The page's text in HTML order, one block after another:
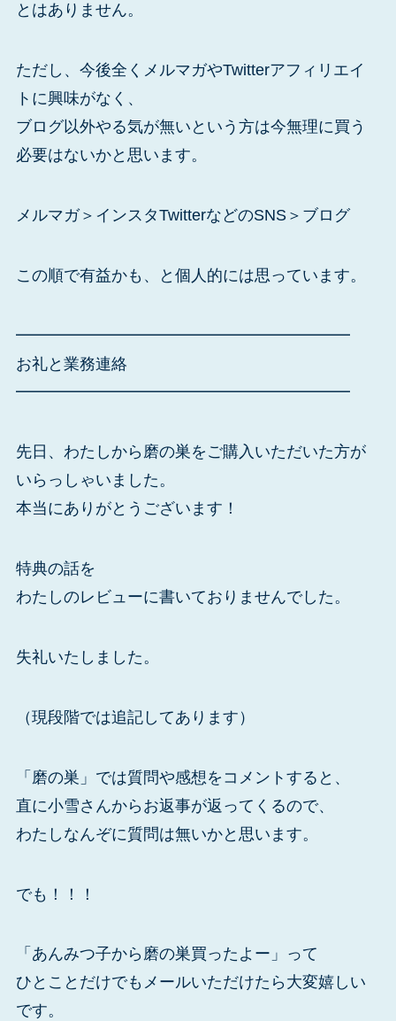
とはありません。
ただし、今後全くメルマガやTwitterアフィリエイ
トに興味がなく、
ブログ以外やる気が無いという方は今無理に買う
必要はないかと思います。
メルマガ＞インスタTwitterなどのSNS＞ブログ
この順で有益かも、と個人的には思っています。
━━━━━━━━━━━━━━━━━━━━━
お礼と業務連絡
━━━━━━━━━━━━━━━━━━━━━
先日、わたしから磨の巣をご購入いただいた方が
いらっしゃいました。
本当にありがとうございます！
特典の話を
わたしのレビューに書いておりませんでした。
失礼いたしました。
（現段階では追記してあります）
「磨の巣」では質問や感想をコメントすると、
直に小雪さんからお返事が返ってくるので、
わたしなんぞに質問は無いかと思います。
でも！！！
「あんみつ子から磨の巣買ったよー」って
ひとことだけでもメールいただけたら大変嬉しい
です。